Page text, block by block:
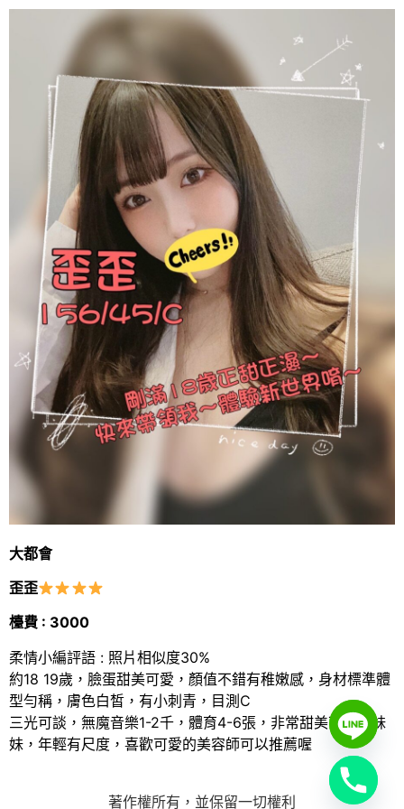
大都會
歪歪
檯費 : 3000
柔情小編評語 : 照片相似度30%
約18 19歲，臉蛋甜美可愛，顏值不錯有稚嫩感，身材標準體
型勻稱，膚色白皙，有小刺青，目測C
三光可談，無魔音樂1-2千，體育4-6張，非常甜美可愛的妹
妹，年輕有尺度，喜歡可愛的美容師可以推薦喔
著作權所有，並保留一切權利